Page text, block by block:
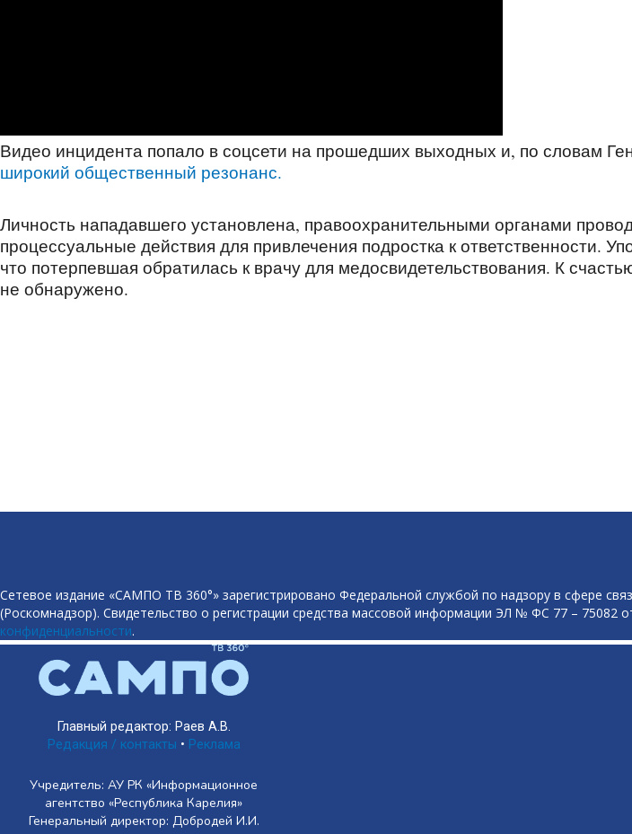
Видео инцидента попало в соцсети на прошедших выходных и, по словам
широкий общественный резонанс.
Личность нападавшего установлена, правоохранительными органами
процессуальные действия для привлечения подростка к ответственности.
что потерпевшая обратилась к врачу для медосвидетельствования. К
не обнаружено.
Сетевое издание «САМПО ТВ 360°» зарегистрировано Федеральной службой по надзору в сфере
(Роскомнадзор). Свидетельство о регистрации средства массовой информации ЭЛ № ФС 77 – 75082
конфиденциальности.
Главный редактор: Раев А.В.
Редакция / контакты • Реклама
Учредитель: АУ РК «Информационное
агентство «Республика Карелия»
Генеральный директор: Добродей И.И.